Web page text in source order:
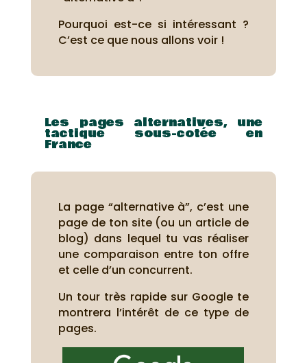
Pourquoi est-ce si intéressant ?
C’est ce que nous allons voir !
Les pages alternatives, une
tactique sous-cotée en
France
La page “alternative à”, c’est une
page de ton site (ou un article de
blog) dans lequel tu vas réaliser
une comparaison entre ton offre
et celle d’un concurrent.
Un tour très rapide sur Google te
montrera l’intérêt de ce type de
pages.